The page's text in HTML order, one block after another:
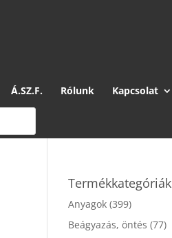
Á.SZ.F. Rólunk Kapcsolat
Termékkategóriák
Anyagok (399)
Beágyazás, öntés (77)